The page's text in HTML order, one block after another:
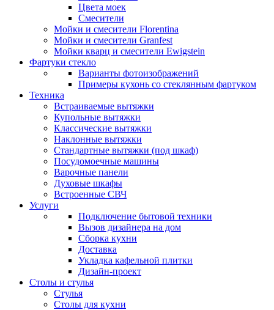
Цвета моек
Смесители
Мойки и смесители Florentina
Мойки и смесители Granfest
Мойки кварц и смесители Ewigstein
Фартуки стекло
Варианты фотоизображений
Примеры кухонь со стеклянным фартуком
Техника
Встраиваемые вытяжки
Купольные вытяжки
Классические вытяжки
Наклонные вытяжки
Стандартные вытяжки (под шкаф)
Посудомоечные машины
Варочные панели
Духовые шкафы
Встроенные СВЧ
Услуги
Подключение бытовой техники
Вызов дизайнера на дом
Сборка кухни
Доставка
Укладка кафельной плитки
Дизайн-проект
Столы и стулья
Стулья
Столы для кухни